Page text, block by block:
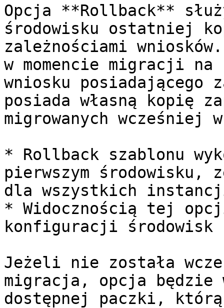
Opcja **Rollback**
środowisku ostatniej
zależnościami
w momencie migracji na
wniosku posiadającego
posiada własną kopię
migrowanych wcześniej
* Rollback szablonu
pierwszym środowisku,
dla wszystkich
* Widocznością tej
konfiguracji
Jeżeli nie została
migracja, opcja będzie
dostępnej paczki, którą